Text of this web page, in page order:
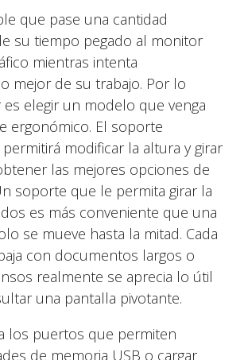
que pase una cantidad
su tiempo pegado al monitor
mientras intenta
mejor de su trabajo. Por lo
elegir un modelo que venga
ergonómico. El soporte
modificar la altura y girar
las mejores opciones de
soporte que le permita girar la
es más conveniente que una
se mueve hasta la mitad. Cada
con documentos largos o
realmente se aprecia lo útil
una pantalla pivotante.
los puertos que permiten
de memoria USB o cargar